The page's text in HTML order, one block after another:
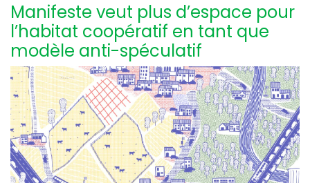
Manifeste veut plus d’espace pour
l’habitat coopératif en tant que
modèle anti-spéculatif